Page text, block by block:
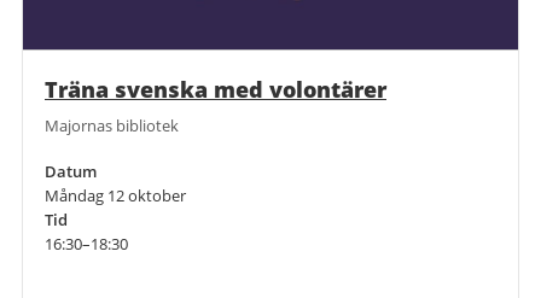
Träna svenska med volontärer
Majornas bibliotek
Datum
Måndag 12 oktober
Tid
16:30–18:30